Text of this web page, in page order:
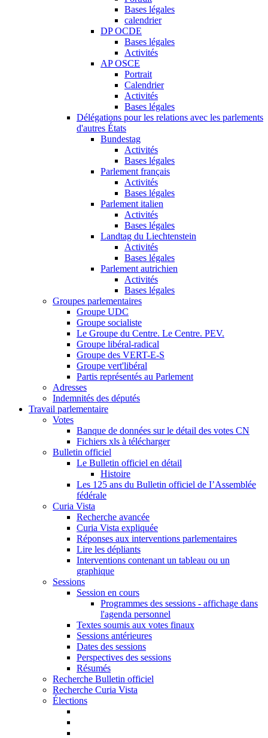
Bases légales
calendrier
DP OCDE
Bases légales
Activités
AP OSCE
Portrait
Calendrier
Activités
Bases légales
Délégations pour les relations avec les parlements
d'autres États
Bundestag
Activités
Bases légales
Parlement français
Activités
Bases légales
Parlement italien
Activités
Bases légales
Landtag du Liechtenstein
Activités
Bases légales
Parlement autrichien
Activités
Bases légales
Groupes parlementaires
Groupe UDC
Groupe socialiste
Le Groupe du Centre. Le Centre. PEV.
Groupe libéral-radical
Groupe des VERT-E-S
Groupe vert'libéral
Partis représentés au Parlement
Adresses
Indemnités des députés
Travail parlementaire
Votes
Banque de données sur le détail des votes CN
Fichiers xls à télécharger
Bulletin officiel
Le Bulletin officiel en détail
Histoire
Les 125 ans du Bulletin officiel de I’Assemblée
fédérale
Curia Vista
Recherche avancée
Curia Vista expliquée
Réponses aux interventions parlementaires
Lire les dépliants
Interventions contenant un tableau ou un
graphique
Sessions
Session en cours
Programmes des sessions - affichage dans
l'agenda personnel
Textes soumis aux votes finaux
Sessions antérieures
Dates des sessions
Perspectives des sessions
Résumés
Recherche Bulletin officiel
Recherche Curia Vista
Élections